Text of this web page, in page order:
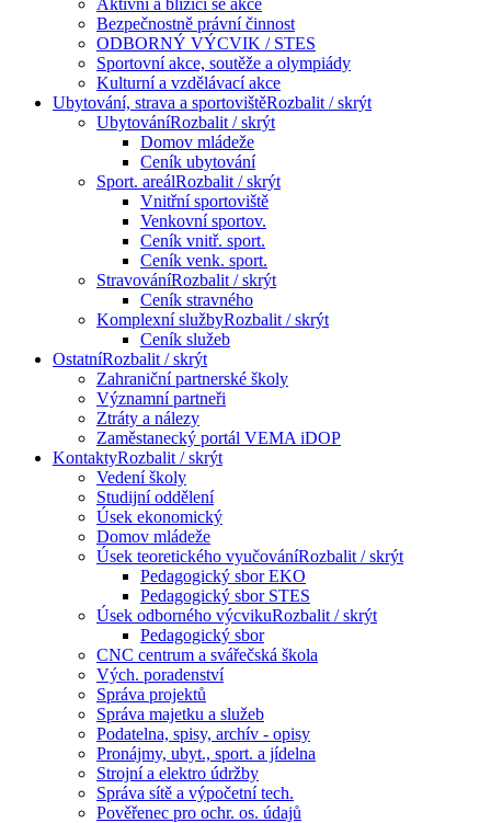
Bezpečnostně právní činnost
ODBORNÝ VÝCVIK / STES
Sportovní akce, soutěže a olympiády
Kulturní a vzdělávací akce
Ubytování, strava a sportovištěRozbalit / skrýt
UbytováníRozbalit / skrýt
Domov mládeže
Ceník ubytování
Sport. areálRozbalit / skrýt
Vnitřní sportoviště
Venkovní sportov.
Ceník vnitř. sport.
Ceník venk. sport.
StravováníRozbalit / skrýt
Ceník stravného
Komplexní službyRozbalit / skrýt
Ceník služeb
OstatníRozbalit / skrýt
Zahraniční partnerské školy
Významní partneři
Ztráty a nálezy
Zaměstanecký portál VEMA iDOP
KontaktyRozbalit / skrýt
Vedení školy
Studijní oddělení
Úsek ekonomický
Domov mládeže
Úsek teoretického vyučováníRozbalit / skrýt
Pedagogický sbor EKO
Pedagogický sbor STES
Úsek odborného výcvikuRozbalit / skrýt
Pedagogický sbor
CNC centrum a svářečská škola
Vých. poradenství
Správa projektů
Správa majetku a služeb
Podatelna, spisy, archív - opisy
Pronájmy, ubyt., sport. a jídelna
Strojní a elektro údržby
Správa sítě a výpočetní tech.
Pověřenec pro ochr. os. údajů